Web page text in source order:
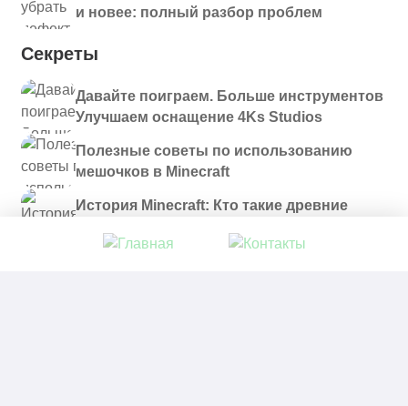
и новее: полный разбор проблем
Секреты
Давайте поиграем. Больше инструментов
Улучшаем оснащение 4Ks Studios
Полезные советы по использованию
мешочков в Minecraft
История Minecraft: Кто такие древние